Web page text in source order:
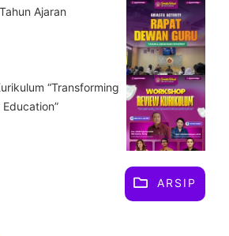
Ajaran
“Transforming
ARSIP